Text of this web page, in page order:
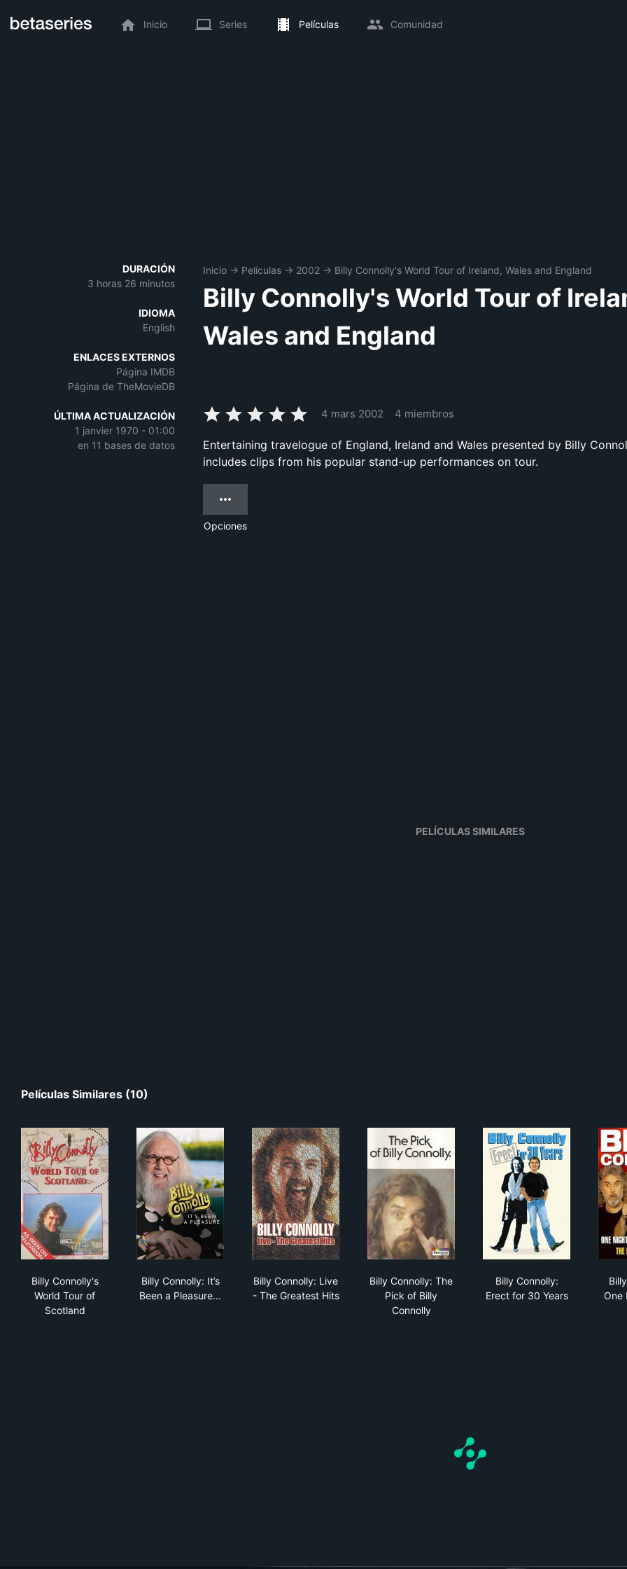
Inicio Series Películas Comunidad
DURACIÓN
3 horas 26 minutos
IDIOMA
English
ENLACES EXTERNOS
Página IMDB
Página de TheMovieDB
ÚLTIMA ACTUALIZACIÓN
1 janvier 1970 - 01:00
en 11 bases de datos
Inicio → Películas → 2002 → Billy Connolly's World Tour of Ireland, Wales and England
Billy Connolly's World Tour of
Wales and England
4 mars 2002 4 miembros
Entertaining travelogue of England, Ireland and Wales presented by Billy
includes clips from his popular stand-up performances on tour.
Opciones
PELÍCULAS SIMILARES
Películas Similares (10)
Billy Connolly's
World Tour of
Scotland
Billy Connolly: It’s
Been a Pleasure...
Billy Connolly: Live
- The Greatest Hits
Billy Connolly: The
Pick of Billy
Connolly
Billy Connolly:
Erect for 30 Years
One